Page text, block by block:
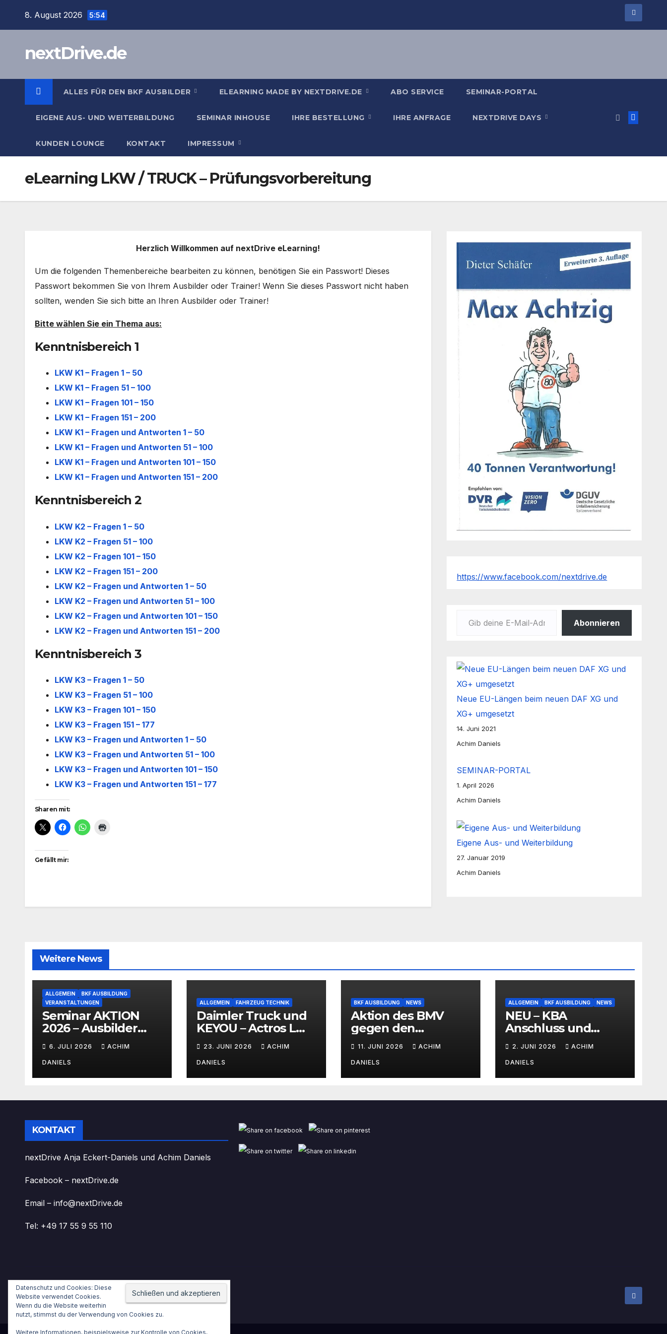
8. August 2026 5:54
nextDrive.de
ALLES FÜR DEN BKF AUSBILDER ELEARNING MADE BY NEXTDRIVE.DE ABO SERVICE SEMINAR-PORTAL
EIGENE AUS- UND WEITERBILDUNG SEMINAR INHOUSE IHRE BESTELLUNG IHRE ANFRAGE NEXTDRIVE DAYS
KUNDEN LOUNGE KONTAKT IMPRESSUM
eLearning LKW / TRUCK – Prüfungsvorbereitung
Herzlich Willkommen auf nextDrive eLearning!
Um die folgenden Themenbereiche bearbeiten zu können, benötigen Sie ein Passwort! Dieses
Passwort bekommen Sie von Ihrem Ausbilder oder Trainer! Wenn Sie dieses Passwort nicht haben
sollten, wenden Sie sich bitte an Ihren Ausbilder oder Trainer!
Bitte wählen Sie ein Thema aus:
Kenntnisbereich 1
LKW K1 – Fragen 1 – 50
LKW K1 – Fragen 51 – 100
LKW K1 – Fragen 101 – 150
LKW K1 – Fragen 151 – 200
LKW K1 – Fragen und Antworten 1 – 50
LKW K1 – Fragen und Antworten 51 – 100
LKW K1 – Fragen und Antworten 101 – 150
LKW K1 – Fragen und Antworten 151 – 200
Kenntnisbereich 2
LKW K2 – Fragen 1 – 50
LKW K2 – Fragen 51 – 100
LKW K2 – Fragen 101 – 150
LKW K2 – Fragen 151 – 200
LKW K2 – Fragen und Antworten 1 – 50
LKW K2 – Fragen und Antworten 51 – 100
LKW K2 – Fragen und Antworten 101 – 150
LKW K2 – Fragen und Antworten 151 – 200
Kenntnisbereich 3
LKW K3 – Fragen 1 – 50
LKW K3 – Fragen 51 – 100
LKW K3 – Fragen 101 – 150
LKW K3 – Fragen 151 – 177
LKW K3 – Fragen und Antworten 1 – 50
LKW K3 – Fragen und Antworten 51 – 100
LKW K3 – Fragen und Antworten 101 – 150
LKW K3 – Fragen und Antworten 151 – 177
Sharen mit:
Gefällt mir:
https://www.facebook.com/nextdrive.de
Abonnieren
Neue EU-Längen beim neuen DAF XG und
XG+ umgesetzt
14. Juni 2021
Achim Daniels
SEMINAR-PORTAL
1. April 2026
Achim Daniels
Eigene Aus- und Weiterbildung
27. Januar 2019
Achim Daniels
Weitere News
ALLGEMEIN
BKF AUSBILDUNG
VERANSTALTUNGEN
Seminar AKTION
2026 – Ausbilder
ab 399€!!!
6. JULI 2026 ACHIM
DANIELS
ALLGEMEIN FAHRZEUG TECHNIK
Daimler Truck und
KEYOU – Actros L
Verbrennermotor
23. JUNI 2026 ACHIM
DANIELS
BKF AUSBILDUNG NEWS
Aktion des BMV
gegen den
11. JUNI 2026 ACHIM
DANIELS
ALLGEMEIN BKF AUSBILDUNG NEWS
NEU – KBA
Anschluss und
AKTIONSPREISE!!!
Bis zu 50% RABATT
2. JUNI 2026 ACHIM
DANIELS
KONTAKT
nextDrive Anja Eckert-Daniels und Achim Daniels
Facebook – nextDrive.de
Email – info@nextDrive.de
Tel: +49 17 55 9 55 110
nextDrive.de
Datenschutz und Cookies: Diese
Website verwendet Cookies.
Wenn du die Website weiterhin
nutzt, stimmst du der Verwendung von Cookies zu.
Weitere Informationen, beispielsweise zur Kontrolle von Cookies,